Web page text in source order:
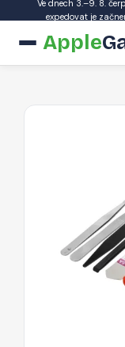
Ve dnech 3.–9. 8.
expedovat je
Apple